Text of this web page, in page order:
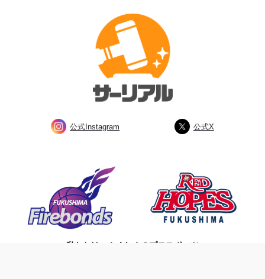
公式Instagram 公式X
私たちは、ふくしまのプロスポーツ